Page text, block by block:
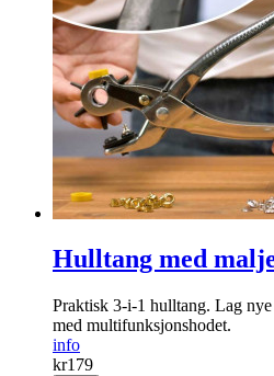
Hulltang med
Praktisk 3-i-1 hulltang. Lag
med multifunksjonshodet.
info
kr179